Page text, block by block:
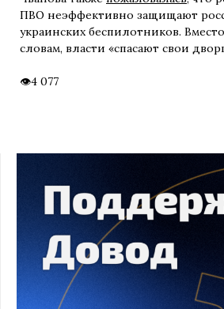
ПВО неэффективно защищают
украинских беспилотников.
словам, власти «спасают свои
4 077